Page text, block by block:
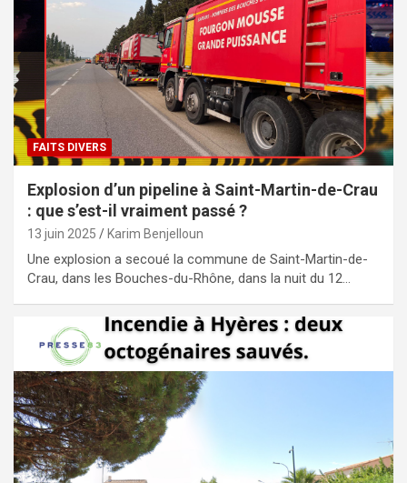
FAITS DIVERS
Explosion d’un pipeline à Saint-Martin-de-Crau
: que s’est-il vraiment passé ?
13 juin 2025 Karim Benjelloun
Une explosion a secoué la commune de Saint-Martin-de-
Crau, dans les Bouches-du-Rhône, dans la nuit du 12…